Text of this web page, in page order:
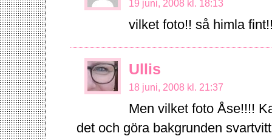
19 juni, 2008 kl. 18:13
vilket foto!! så himla
Ullis
18 juni, 2008 kl. 21:37
Men vilket foto Åse!!!!
det och göra bakgrunden